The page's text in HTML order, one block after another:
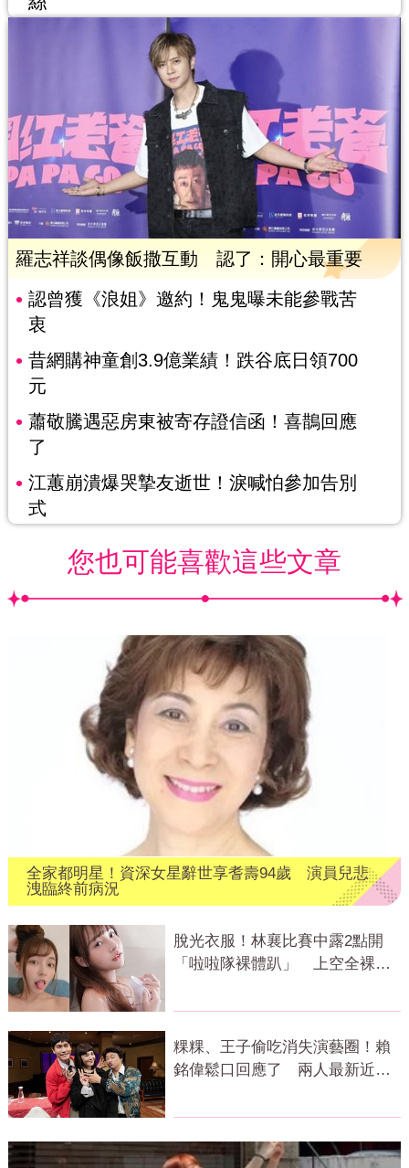
羅志祥談偶像飯撒互動 認了：開心最重要
認曾獲《浪姐》邀約！鬼鬼曝未能參戰苦
衷
昔網購神童創3.9億業績！跌谷底日領700
元
蕭敬騰遇惡房東被寄存證信函！喜鵲回應
了
江蕙崩潰爆哭摯友逝世！淚喊怕參加告別
式
您也可能喜歡這些文章
全家都明星！資深女星辭世享耆壽94歲 演員兒悲
洩臨終前病況
脫光衣服！林襄比賽中露2點開
「啦啦隊裸體趴」 上空全裸被
粿粿、王子偷吃消失演藝圈！賴
銘偉鬆口回應了 兩人最新近況